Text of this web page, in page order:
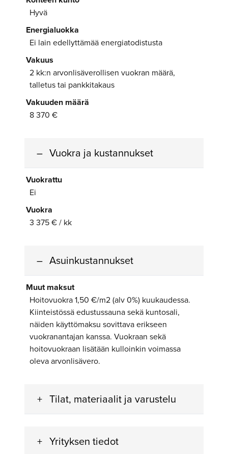
Hyvä
Energialuokka
Ei lain edellyttämää energiatodistusta
Vakuus
2 kk:n arvonlisäverollisen vuokran määrä,
talletus tai pankkitakaus
Vakuuden määrä
8 370 €
Vuokra ja kustannukset
Vuokrattu
Ei
Vuokra
3 375 € / kk
Asuinkustannukset
Muut maksut
Hoitovuokra 1,50 €/m2 (alv 0%) kuukaudessa.
Kiinteistössä edustussauna sekä kuntosali,
näiden käyttömaksu sovittava erikseen
vuokranantajan kanssa. Vuokraan sekä
hoitovuokraan lisätään kulloinkin voimassa
oleva arvonlisävero.
Tilat, materiaalit ja varustelu
Yrityksen tiedot